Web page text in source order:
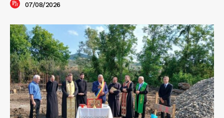
07/08/2026